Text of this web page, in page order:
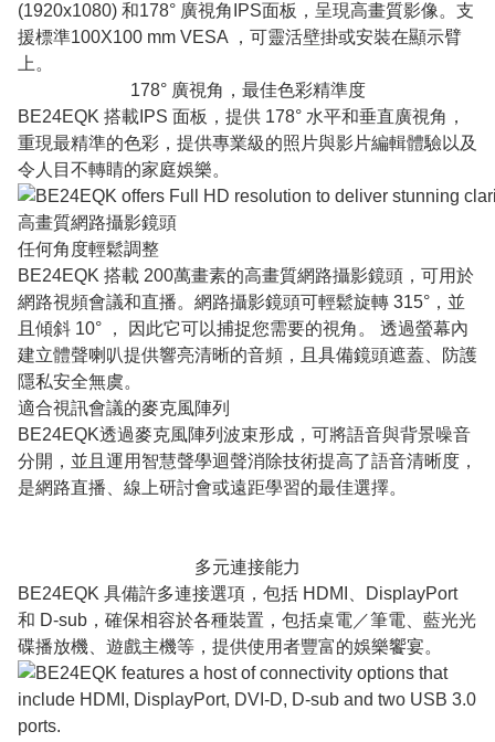
(1920x1080) 和178° 廣視角IPS面板，呈現高畫質影像。支
援標準100X100 mm VESA ，可靈活壁掛或安裝在顯示臂
上。
178° 廣視角，最佳色彩精準度
BE24EQK 搭載IPS 面板，提供 178° 水平和垂直廣視角，
重現最精準的色彩，提供專業級的照片與影片編輯體驗以及
令人目不轉睛的家庭娛樂。
高畫質網路攝影鏡頭
任何角度輕鬆調整
BE24EQK 搭載 200萬畫素的高畫質網路攝影鏡頭，可用於
網路視頻會議和直播。網路攝影鏡頭可輕鬆旋轉 315°，並
且傾斜 10° ， 因此它可以捕捉您需要的視角。 透過螢幕內
建立體聲喇叭提供響亮清晰的音頻，且具備鏡頭遮蓋、防護
隱私安全無虞。
適合視訊會議的麥克風陣列
BE24EQK透過麥克風陣列波束形成，可將語音與背景噪音
分開，並且運用智慧聲學迴聲消除技術提高了語音清晰度，
是網路直播、線上研討會或遠距學習的最佳選擇。
多元連接能力
BE24EQK 具備許多連接選項，包括 HDMI、DisplayPort
和 D-sub，確保相容於各種裝置，包括桌電／筆電、藍光光
碟播放機、遊戲主機等，提供使用者豐富的娛樂饗宴。